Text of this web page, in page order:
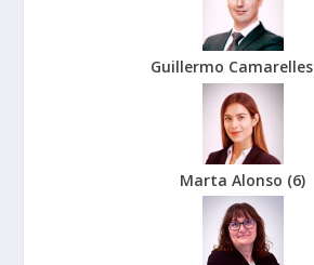
Guillermo Camarelles
Marta Alonso (6)